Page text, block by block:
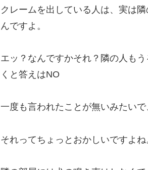
クレームを出している人は、実は
んですよ。
エッ？なんですかそれ？隣の人も
くと答えはNO
一度も言われたことが無いみたい
それってちょっとおかしいですよね